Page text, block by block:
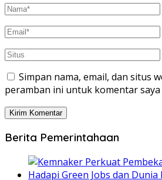
Simpan nama, email, dan situs
peramban ini untuk komentar
Berita Pemerintahaan